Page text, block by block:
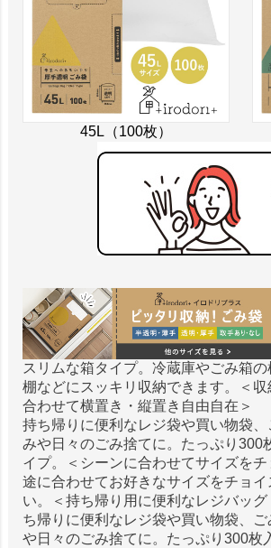
45L（100枚）
スリムな箱タイプ。冷蔵庫やごみ箱
棚などにスッキリ収納できます。＜収
合わせて横置き・縦置き自由自在＞
持ち帰りに便利なレジ袋や買い物袋
みや日々のごみ捨てに。たっぷり300
イプ。＜シーンに合わせてサイズをチ
途に合わせてお好きなサイズをチョイ
い。＜持ち帰り用に便利なレジバッ
ち帰りに便利なレジ袋や買い物袋、
や日々のごみ捨てに。たっぷり300枚